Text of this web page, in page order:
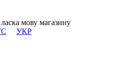
мову магазину
УКР